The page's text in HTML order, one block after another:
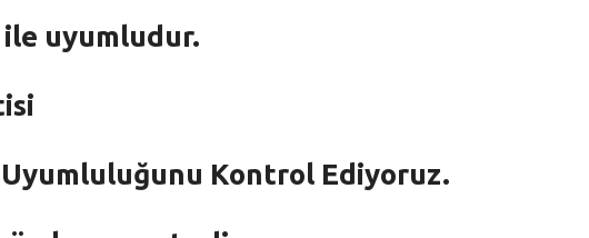
uyumludur.
Uyumluluğunu Kontrol Ediyoruz.